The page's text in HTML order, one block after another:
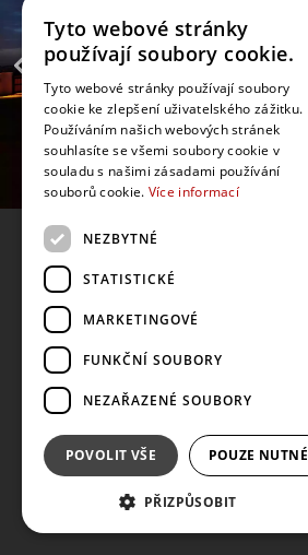
Tyto webové stránky
používají soubory cookie.
Tyto webové stránky používají soubory
cookie ke zlepšení uživatelského zážitku.
Používáním našich webových stránek
souhlasíte se všemi soubory cookie v
souladu s našimi zásadami používání
souborů cookie. Více informací
NEZBYTNÉ
STATISTICKÉ
MARKETINGOVÉ
FUNKČNÍ SOUBORY
NEZAŘAZENÉ SOUBORY
POVOLIT VŠE POUZE NUTNÉ
PŘIZPŮSOBIT